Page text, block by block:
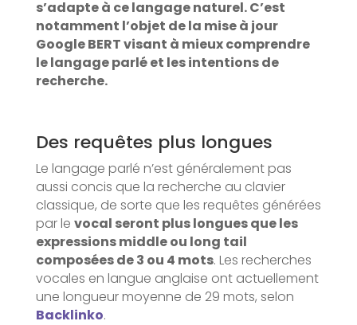
s’adapte à ce langage naturel. C’est
notamment l’objet de la mise à jour
Google BERT visant à mieux comprendre
le langage parlé et les intentions de
recherche.
Des requêtes plus longues
Le langage parlé n’est généralement pas
aussi concis que la recherche au clavier
classique, de sorte que les requêtes générées
par le vocal seront plus longues que les
expressions middle ou long tail
composées de 3 ou 4 mots. Les recherches
vocales en langue anglaise ont actuellement
une longueur moyenne de 29 mots, selon
Backlinko.